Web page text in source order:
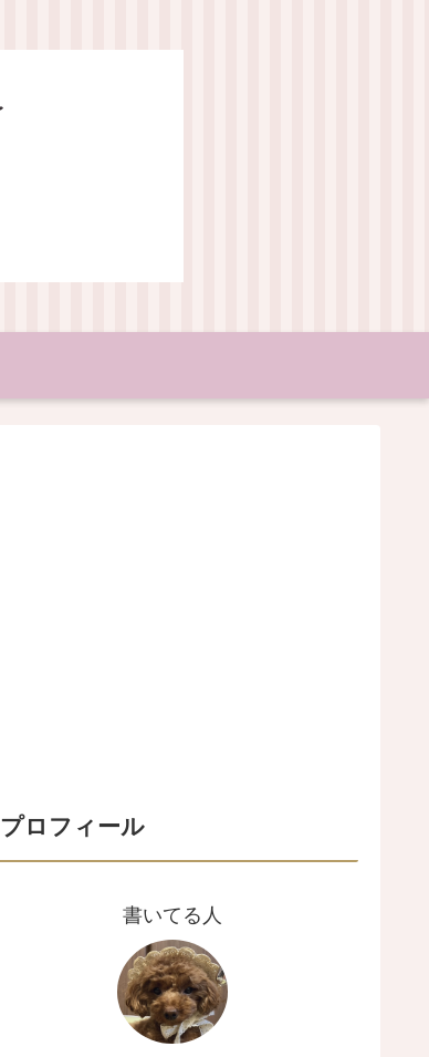
プロフィール
書いてる人